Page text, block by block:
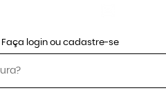
Faça login ou cadastre-se